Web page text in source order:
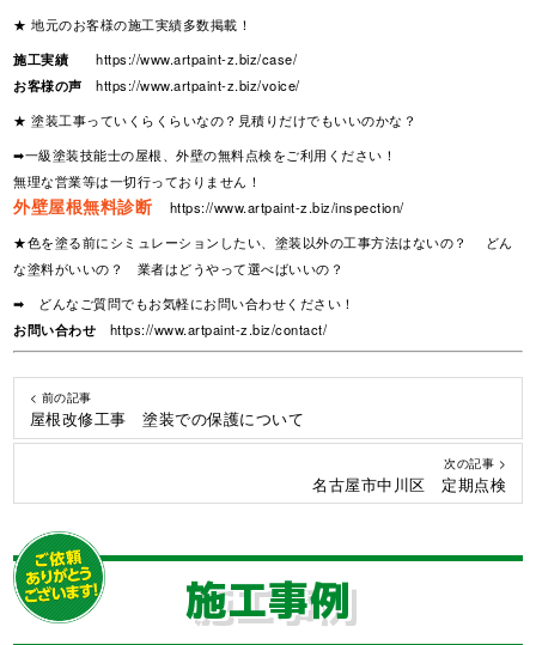
★ 地元のお客様の施工実績多数掲載！
施工実績
https://www.artpaint-z.biz/case/
お客様の声
https://www.artpaint-z.biz/voice/
★ 塗装工事っていくらくらいなの？見積りだけでもいいのかな？
➡一級塗装技能士の屋根、外壁の無料点検をご利用ください！
無理な営業等は一切行っておりません！
外壁屋根無料診断
https://www.artpaint-z.biz/inspection/
★色を塗る前にシミュレーションしたい、塗装以外の工事方法はないの？ どん
な塗料がいいの？ 業者はどうやって選べばいいの？
➡ どんなご質問でもお気軽にお問い合わせください！
お問い合わせ
https://www.artpaint-z.biz/contact/
< 前の記事
屋根改修工事 塗装での保護について
次の記事 >
名古屋市中川区 定期点検
施工事例